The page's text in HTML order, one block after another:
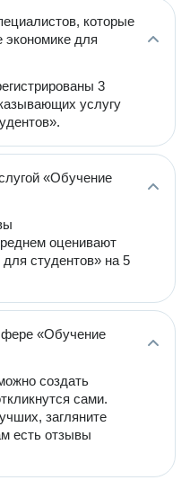
которые
экономике для
3
услугу
«Обучение
оценивают
студентов» на 5
«Обучение
создать
сами.
загляните
есть отзывы